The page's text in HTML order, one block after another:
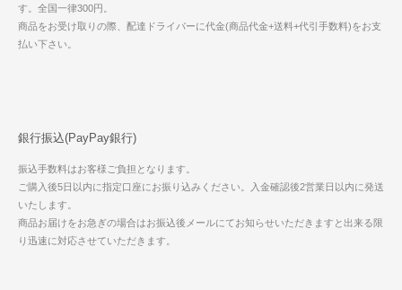
す。全国一律300円。
商品をお受け取りの際、配達ドライバーに代金(商品代金+送料+代引手数料)をお支
払い下さい。
銀行振込(PayPay銀行)
振込手数料はお客様ご負担となります。
ご購入後5日以内に指定口座にお振り込みください。入金確認後2営業日以内に発送
いたします。
商品お届けをお急ぎの場合はお振込後メールにてお知らせいただきますと出来る限
り迅速に対応させていただきます。